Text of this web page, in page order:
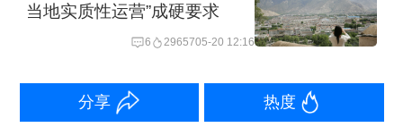
155.4亿元。这是因为剩余资金将结合
2026年育儿补贴申领情况测算下达。
从上述2026年已经落实到31省份的843.9
当地实质性运营”成硬要求
6 2965705-20 12:16
分享 热度